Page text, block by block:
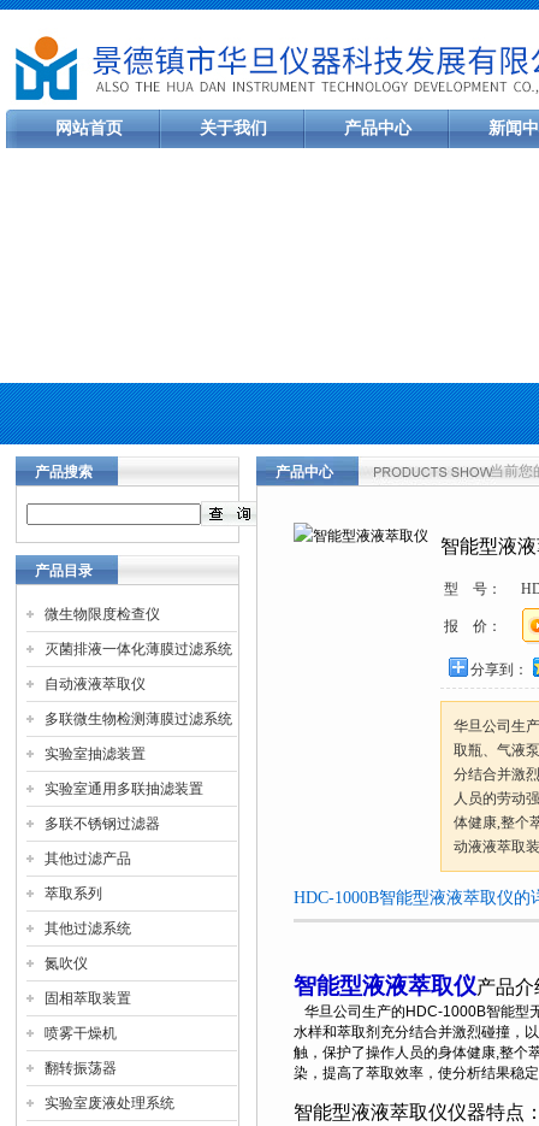
网站首页 关于我们 产品中心 新闻
产品搜索
产品目录
微生物限度检查仪
灭菌排液一体化薄膜过滤系统
自动液液萃取仪
多联微生物检测薄膜过滤系统
实验室抽滤装置
实验室通用多联抽滤装置
多联不锈钢过滤器
其他过滤产品
萃取系列
其他过滤系统
氮吹仪
固相萃取装置
喷雾干燥机
翻转振荡器
实验室废液处理系统
产品中心 当前您
智能型液
型 号：
报 价：
分享到：
华旦公司生
取瓶、气液
分结合并激
人员的劳动
体健康,整个
动液液萃取
HDC-1000B智能型液液萃取仪的
智能型液液萃取仪产品介
华旦公司生产的HDC-1000B智能型
水样和萃取剂充分结合并激烈碰撞，
触，保护了操作人员的身体健康,整个
染，提高了萃取效率，使分析结果稳
智能型液液萃取仪仪器特点